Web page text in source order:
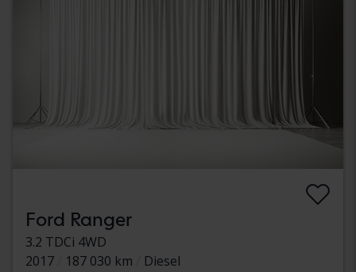
Ford Ranger
3.2 TDCi 4WD
2017
187 030 km
Diesel